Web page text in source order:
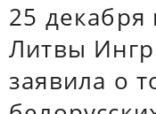
25
Литвы
заявила о